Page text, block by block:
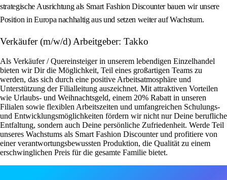
strategische Ausrichtung als Smart Fashion Discounter bauen wir unsere
Position in Europa nachhaltig aus und setzen weiter auf Wachstum.
Verkäufer (m/w/d) Arbeitgeber: Takko
Als Verkäufer / Quereinsteiger in unserem lebendigen Einzelhandel
bieten wir Dir die Möglichkeit, Teil eines großartigen Teams zu
werden, das sich durch eine positive Arbeitsatmosphäre und
Unterstützung der Filialleitung auszeichnet. Mit attraktiven Vorteilen
wie Urlaubs- und Weihnachtsgeld, einem 20% Rabatt in unseren
Filialen sowie flexiblen Arbeitszeiten und umfangreichen Schulungs-
und Entwicklungsmöglichkeiten fördern wir nicht nur Deine berufliche
Entfaltung, sondern auch Deine persönliche Zufriedenheit. Werde Teil
unseres Wachstums als Smart Fashion Discounter und profitiere von
einer verantwortungsbewussten Produktion, die Qualität zu einem
erschwinglichen Preis für die gesamte Familie bietet.